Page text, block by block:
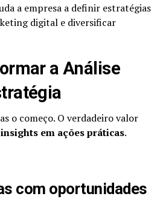
a empresa a definir estratégias
digital e diversificar
a Análise
o começo. O verdadeiro valor
em ações práticas.
com oportunidades